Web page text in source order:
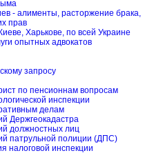
- алименты, расторжение брака,
прав
Харькове, по всей Украине
опытных адвокатов
запросу
по пенсионнам вопросам
инспекции
делам
Держгеокадастра
должностных лиц
патрульной полиции (ДПС)
налоговой инспекции